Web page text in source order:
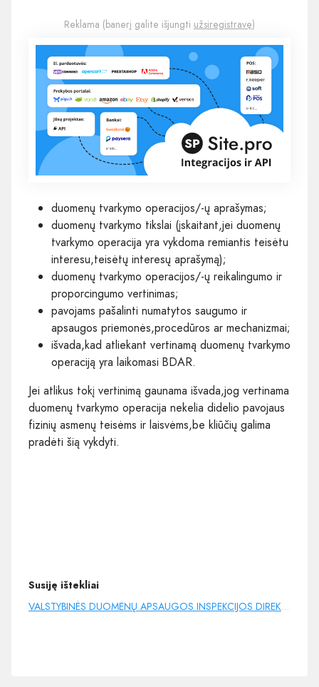
Reklama (banerį galite išjungti užsiregistravę)
duomenų tvarkymo operacijos/-ų aprašymas;
duomenų tvarkymo tikslai (įskaitant,jei duomenų
tvarkymo operacija yra vykdoma remiantis teisėtu
interesu,teisėtų interesų aprašymą);
duomenų tvarkymo operacijos/-ų reikalingumo ir
proporcingumo vertinimas;
pavojams pašalinti numatytos saugumo ir
apsaugos priemonės,procedūros ar mechanizmai;
išvada,kad atliekant vertinamą duomenų tvarkymo
operaciją yra laikomasi BDAR.
Jei atlikus tokį vertinimą gaunama išvada,jog vertinama
duomenų tvarkymo operacija nekelia didelio pavojaus
fizinių asmenų teisėms ir laisvėms,be kliūčių galima
pradėti šią vykdyti.
Susiję ištekliai
VALSTYBINĖS DUOMENŲ APSAUGOS INSPEKCIJOS DIREKTORIAUS